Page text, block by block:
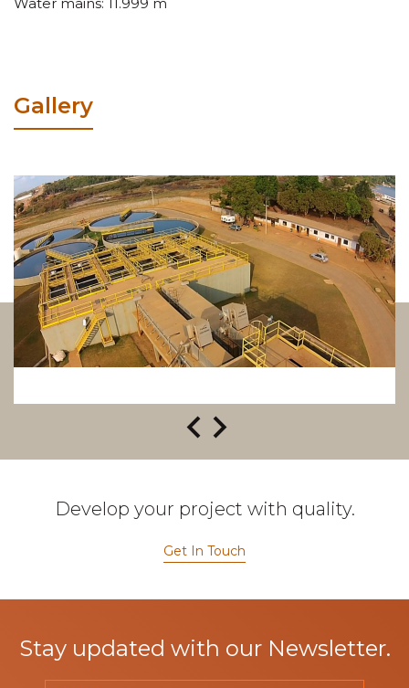
Water mains: 11.999 m
Gallery
Develop your project with quality.
Get In Touch
Stay updated with our Newsletter.